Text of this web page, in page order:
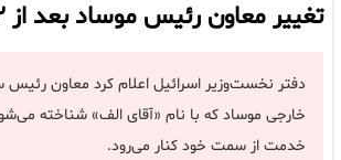
تغییر معاون رئیس موساد بعد از ۲۲ سال
دفتر نخست‌وزیر اسرائیل اعلام کرد معاون رئیس
خدمت از سمت خود کنار می‌رود.